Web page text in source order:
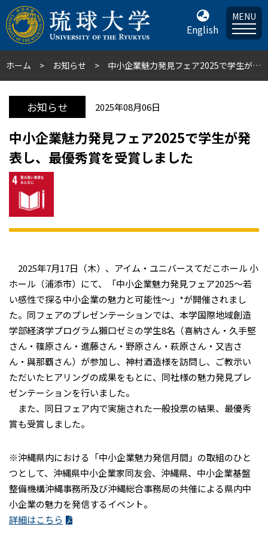
English
MENU
ホーム お知らせ 中小企業魅力発見フェア2025で学生が発表し、最優秀賞を受賞しました
お知らせ 2025年08月06日
中小企業魅力発見フェア2025で学生が発
表し、最優秀賞を受賞しました
2025年7月17日（木）、アイム・ユニバースてだこホール 小
ホール（浦添市）にて、「中小企業魅力発見フェア2025～若
い感性で探る中小企業の魅力と可能性～」*が開催されまし
た。同フェアのプレゼンテーションでは、本学国際地域創造
学部経済学プログラム獺口ゼミの学生8名（喜納さん・久手堅
さん・篠原さん・進藤さん・野原さん・萩原さん・又吉さ
ん・與那覇さん）が参加し、神村酒造様を訪問し、ご教示い
ただいたヒアリングの成果をもとに、同社様の魅力発見プレ
ゼンテーションを行いました。
また、同日フェア内で実施された一般投票の結果、最優秀
賞も受賞しました。
※沖縄県内における「中小企業魅力発信月間」の取組のひと
つとして、沖縄県中小企業家同友会、沖縄県、中小企業基盤
整備機構沖縄事務所及び沖縄総合事務局の共催による県内中
小企業の魅力を発信するイベント。
詳細はこちら